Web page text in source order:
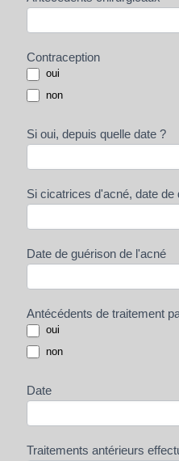
Contraception
oui
non
Si oui, depuis quelle date ?
Si cicatrices d'acné, date de
Date de guérison de l'acné
Antécédents de traitement
oui
non
Date
Traitements antérieurs